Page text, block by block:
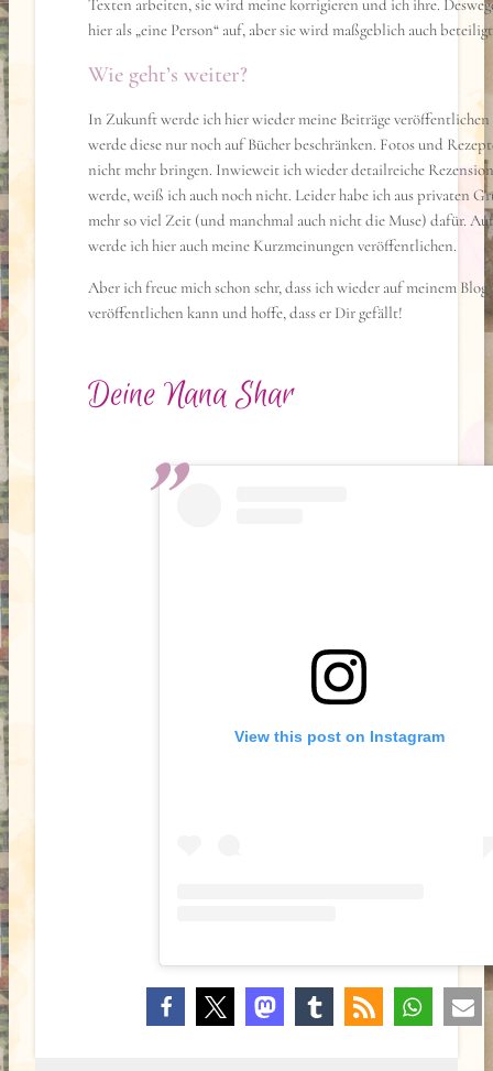
Texten arbeiten, sie wird meine korrigieren und ich ihre.
hier als „eine Person“ auf, aber sie wird maßgeblich auch
Wie geht’s weiter?
In Zukunft werde ich hier wieder meine Beiträge veröffentlichen
werde diese nur noch auf Bücher beschränken. Fotos und
nicht mehr bringen. Inwieweit ich wieder detailreiche
werde, weiß ich auch noch nicht. Leider habe ich aus privaten
mehr so viel Zeit (und manchmal auch nicht die Muse) dafür.
werde ich hier auch meine Kurzmeinungen veröffentlichen.
Aber ich freue mich schon sehr, dass ich wieder auf meinem Blog
veröffentlichen kann und hoffe, dass er Dir gefällt!
Deine Nana Shar
View this post on Instagram